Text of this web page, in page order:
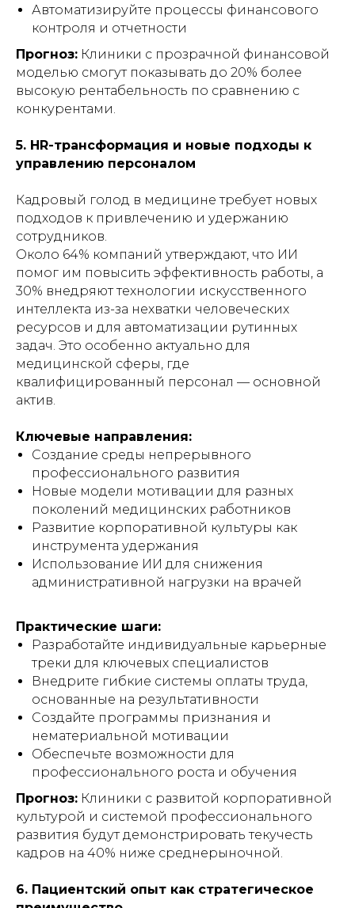
Автоматизируйте процессы финансового
контроля и отчетности
Прогноз: Клиники с прозрачной финансовой
моделью смогут показывать до 20% более
высокую рентабельность по сравнению с
конкурентами.
5. HR-трансформация и новые подходы к
управлению персоналом
Кадровый голод в медицине требует новых
подходов к привлечению и удержанию
сотрудников.
Около 64% компаний утверждают, что ИИ
помог им повысить эффективность работы, а
30% внедряют технологии искусственного
интеллекта из-за нехватки человеческих
ресурсов и для автоматизации рутинных
задач. Это особенно актуально для
медицинской сферы, где
квалифицированный персонал — основной
актив.
Ключевые направления:
Создание среды непрерывного
профессионального развития
Новые модели мотивации для разных
поколений медицинских работников
Развитие корпоративной культуры как
инструмента удержания
Использование ИИ для снижения
административной нагрузки на врачей
Практические шаги:
Разработайте индивидуальные карьерные
треки для ключевых специалистов
Внедрите гибкие системы оплаты труда,
основанные на результативности
Создайте программы признания и
нематериальной мотивации
Обеспечьте возможности для
профессионального роста и обучения
Прогноз: Клиники с развитой корпоративной
культурой и системой профессионального
развития будут демонстрировать текучесть
кадров на 40% ниже среднерыночной.
6. Пациентский опыт как стратегическое